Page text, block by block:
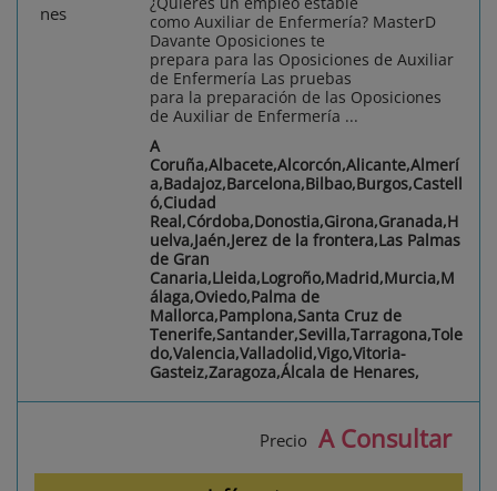
como Auxiliar de Enfermería? MasterD
Davante Oposiciones te
prepara para las Oposiciones de Auxiliar
de Enfermería Las pruebas
para la preparación de las Oposiciones
de Auxiliar de Enfermería ...
A
Coruña,Albacete,Alcorcón,Alicante,Almerí
a,Badajoz,Barcelona,Bilbao,Burgos,Castell
ó,Ciudad
Real,Córdoba,Donostia,Girona,Granada,H
uelva,Jaén,Jerez de la frontera,Las Palmas
de Gran
Canaria,Lleida,Logroño,Madrid,Murcia,M
álaga,Oviedo,Palma de
Mallorca,Pamplona,Santa Cruz de
Tenerife,Santander,Sevilla,Tarragona,Tole
do,Valencia,Valladolid,Vigo,Vitoria-
Gasteiz,Zaragoza,Álcala de Henares,
Precio A Consultar